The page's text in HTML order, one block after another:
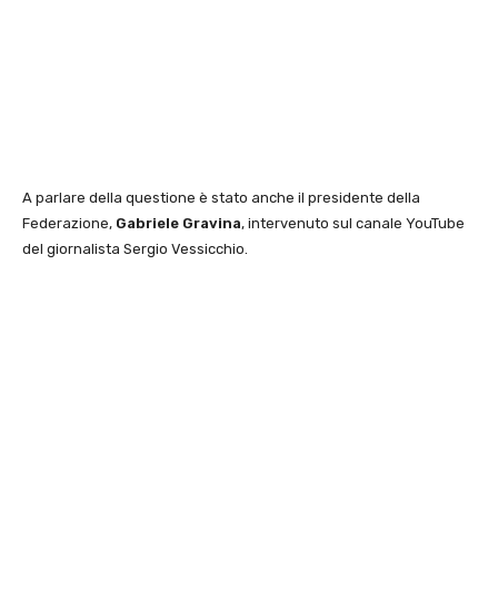
A parlare della questione è stato anche il presidente della
Federazione, Gabriele Gravina, intervenuto sul canale YouTube
del giornalista Sergio Vessicchio.